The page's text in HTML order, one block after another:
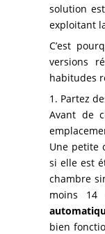
solution
exploitant
C’est
versions
habitudes
1. Partez
Avant de
Une petite
si elle est
chambre
moins 14
bien